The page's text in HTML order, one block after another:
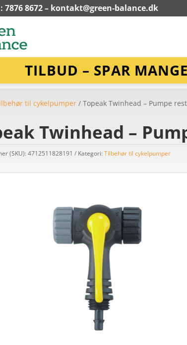
7876 8672 – kontakt@green-balance.dk
TILBUD – SPAR
til cykelpumper / Topeak Twinhead – Pumpe
Twinhead –
(SKU):4712511828191 Kategori:Tilbehør til cykelpumper